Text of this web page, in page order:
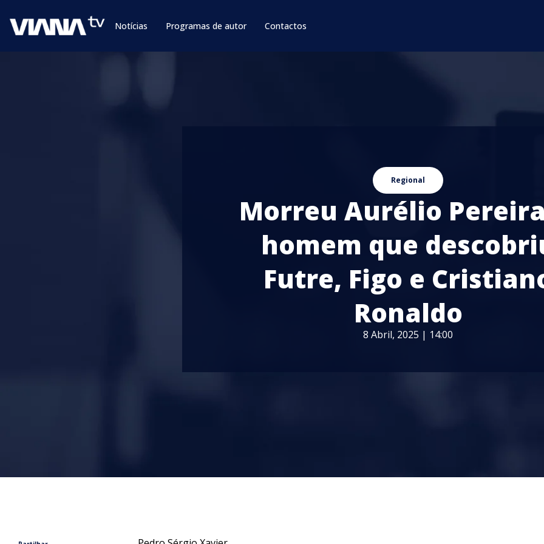
Notícias Programas de autor Contactos
Regional
Morreu Aurélio
homem que
Futre, Figo e
Ronaldo
8 Abril, 2025 | 14:00